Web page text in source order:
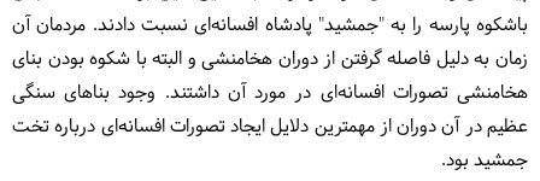
باشکوه پارسه را به "جمشید" پادشاه افسانه‌ای نسبت دادند. مردمان آن
زمان به دلیل فاصله گرفتن از دوران هخامنشی و البته با شکوه بودن بنای
هخامنشی تصورات افسانه‌ای در مورد آن داشتند. وجود بناهای سنگی
عظیم در آن دوران از مهمترین دلایل ایجاد تصورات افسانه‌ای درباره تخت
جمشید بود.